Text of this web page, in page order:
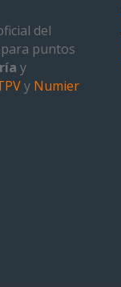
del
puntos
y
y Numier